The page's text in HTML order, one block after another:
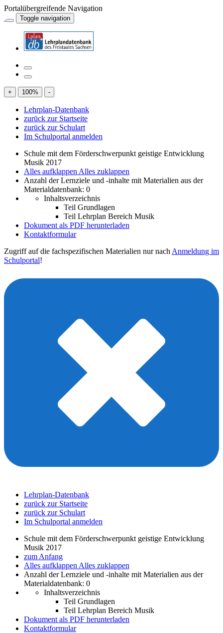
Portalübergreifende Navigation
Toggle navigation
+ 100% -
Lehrplan-Datenbank
zurück zur Startseite
zurück zur Schulart
Im Schulportal anmelden
Schule mit dem Förderschwerpunkt geistige Entwicklung
Musik 2017
Alles aufklappen Alles zuklappen
Anzahl der Lernziele und -inhalte mit Materialien aus der
Materialdatenbank: 0
Inhaltsverzeichnis
Teil Grundlagen
Teil Lehrplan Bereich Musik
Dokument als PDF herunterladen
Kontaktformular
Zugriff auf die fachspezifischen Materialien nur nach Anmeldung im
Schulportal!
Lehrplan-Datenbank
zurück zur Startseite
zurück zur Schulart
Im Schulportal anmelden
Schule mit dem Förderschwerpunkt geistige Entwicklung
Musik 2017
zum Anfang
Alles aufklappen Alles zuklappen
Anzahl der Lernziele und -inhalte mit Materialien aus der
Materialdatenbank: 0
Inhaltsverzeichnis
Teil Grundlagen
Teil Lehrplan Bereich Musik
Dokument als PDF herunterladen
Kontaktformular